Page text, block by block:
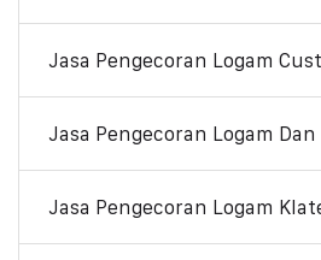
Jasa Pengecoran Logam
Jasa Pengecoran Logam
Jasa Pengecoran Logam